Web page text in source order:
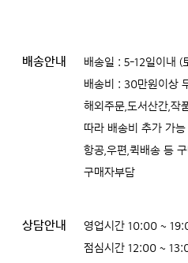
배송안내
배송일 : 5-12일이내 (
배송비 : 30만원이상
해외주문,도서산간,작
따라 배송비 추가 가능
항공,우편,퀵배송 등
구매자부담
상담안내
영업시간 10:00 ~
점심시간 12:00 ~